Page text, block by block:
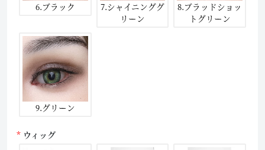
6.ブラック
7.シャイニンググ
リーン
8.ブラッドショッ
トグリーン
9.グリーン
ウィッグ